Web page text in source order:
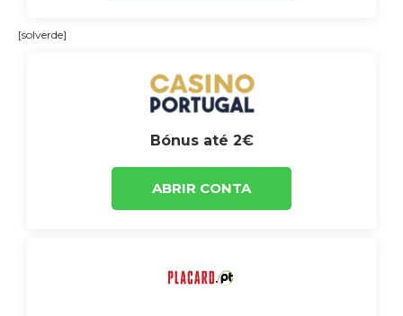
[solverde]
Bónus até 2€
ABRIR CONTA